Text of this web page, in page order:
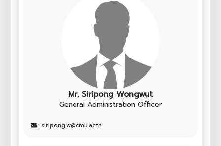
Mr. Siripong Wongwut
General Administration Officer
: siripong.w@cmu.ac.th